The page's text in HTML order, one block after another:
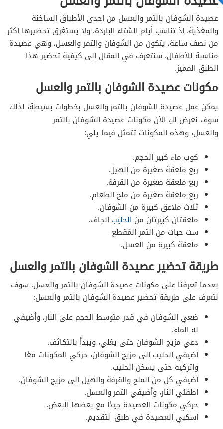
عصيدة الشوفان بالتمر والعسل من احدى الأطباق الساخنة
والمغذية، إذ تناسب أيام الشتاء الباردة، ولا يستغرق تحضيرها اكثر
من نصف ساعة، يتكون من الشوفان والتمر والعسل، وهي عصيدة
مناسبة للأطفال، سنتعرف في المقال إلى كيفية تحضير هذا
الطبق المميز.
مكونات عصيدة الشوفان بالتمر والعسل
يمكن عمل عصيدة الشوفان بالتمر والعسل بخطوات بسيطة، لذلك
سوف نعرض لكِ الآن مكونات عصيدة الشوفان بالتمر
والعسل، وهذه المكونات تتمثل فيما يلي:
كوب ماء كبير الحجم.
ربع ملعقة صغيرة من الهيل.
ربع ملعقة صغيرة من القرفة.
ربع ملعقة صغيرة من ملح الطعام.
ثلاث ملاعق كبيرة من الشوفان.
ملعقتان كبيرتان من الحليب الجاف.
ست حبات من التمر المُقطع.
ملعقة كبيرة من العسل.
طريقة تحضير عصيدة الشوفان بالتمر والعسل
بعدما تعرفنا على مكونات عصيدة الشوفان بالتمر والعسل، سوف
نتعرف على طريقة تحضير عصيدة الشوفان بالتمر والعسل:
ضعي الشوفان في قدر متوسط الحجم على النار، وأضيفي
له الماء.
دعي مزيج الشوفان حتى يغلي، ويبدأ بالتكاثف.
أضيفي الحليب إلى مزيج الشوفان، حركي المكونات معًا
واتركيه حتى يسخن الحليب.
أضيفي كل من الملح والقرفة والهيل إلى مزيج الشوفان.
اطفئي النار، وأضيفي التمر والعسل.
حركي مكونات العصيدة جيدًا مع بعضها البعض.
اسكبي العصيدة في طبق التقديم.